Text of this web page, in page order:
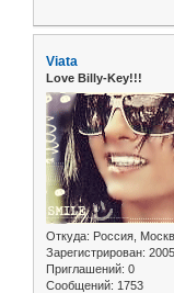
Viata
Love Billy-Key!!!
Откуда: Россия,
Зарегистрирован:
Приглашений: 0
Сообщений: 1753